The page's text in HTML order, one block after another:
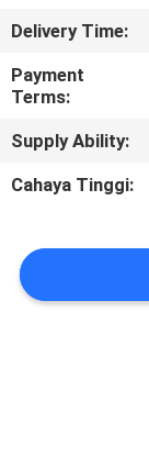
PRIVACY
POLICY
Delivery Time:
Payment
Terms:
Supply Ability:
Cahaya Tinggi: